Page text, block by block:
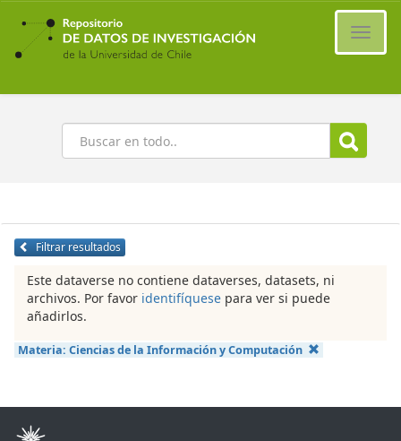
Ir
contenido
principal
Buscar
Filtrar resultados
Este dataverse no contiene dataverses, datasets, ni
archivos. Por favor identifíquese para ver si puede
añadirlos.
Materia: Ciencias de la Información y Computación